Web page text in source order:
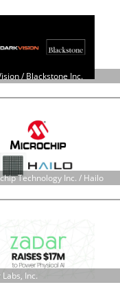
/ Blackstone Inc.
Technology Inc. / Hailo
Inc.